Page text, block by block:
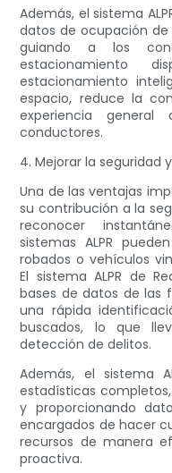
Además, el sistema
datos de ocupación
guiando a los
estacionamiento
estacionamiento
espacio, reduce la
experiencia
conductores.
4. Mejorar la seguridad
Una de las ventajas
su contribución a la
reconocer
sistemas ALPR
robados o vehículos
El sistema ALPR de
bases de datos de las
una rápida
buscados, lo que
detección de delitos.
Además, el sistema
estadísticas
y proporcionando
encargados de hacer
recursos de manera
proactiva.